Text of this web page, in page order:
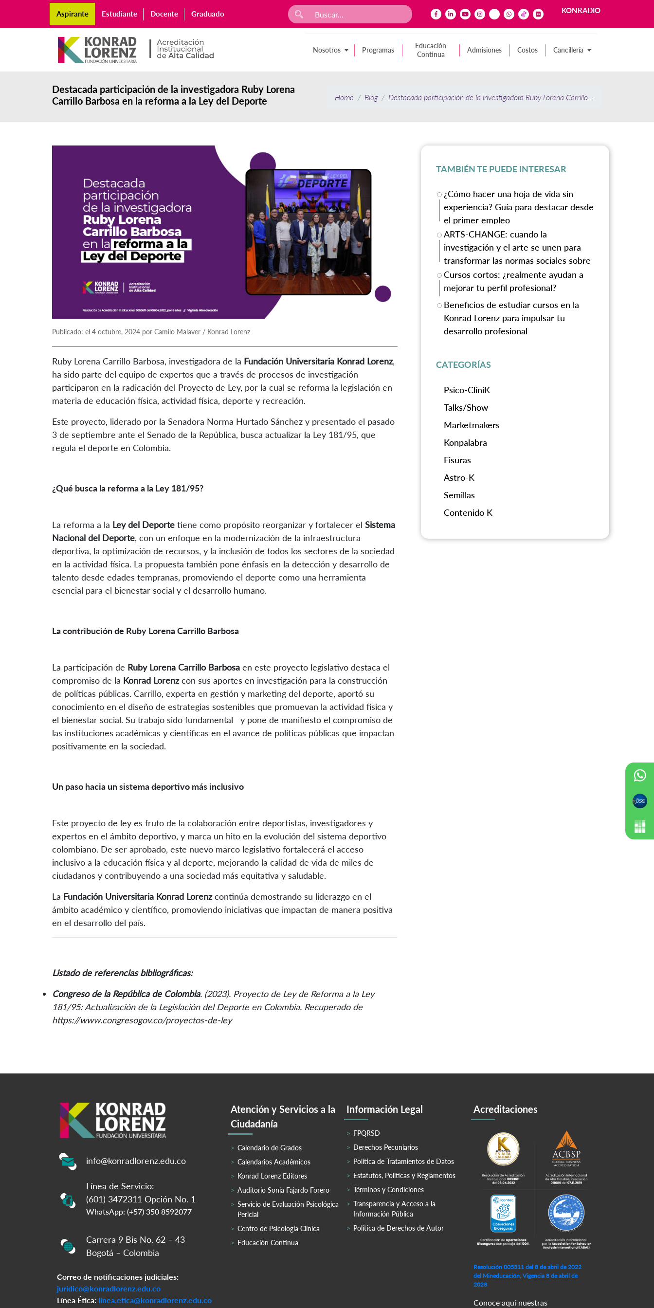
Aspirante Estudiante Docente Graduado KONRADIO
Nosotros Programas
Educación
Continua
Admisiones Costos Cancillería
Destacada participación de la investigadora Ruby Lorena
Carrillo Barbosa en la reforma a la Ley del Deporte
Home Blog Destacada participación de la investigadora Ruby Lorena Carrillo Barbosa en la
Publicado: el 4 octubre, 2024 por Camilo Malaver / Konrad Lorenz
Ruby Lorena Carrillo Barbosa, investigadora de la Fundación Universitaria Konrad Lorenz,
ha sido parte del equipo de expertos que a través de procesos de investigación
participaron en la radicación del Proyecto de Ley, por la cual se reforma la legislación en
materia de educación física, actividad física, deporte y recreación.
Este proyecto, liderado por la Senadora Norma Hurtado Sánchez y presentado el pasado
3 de septiembre ante el Senado de la República, busca actualizar la Ley 181/95, que
regula el deporte en Colombia.
¿Qué busca la reforma a la Ley 181/95?
La reforma a la Ley del Deporte tiene como propósito reorganizar y fortalecer el Sistema
Nacional del Deporte, con un enfoque en la modernización de la infraestructura
deportiva, la optimización de recursos, y la inclusión de todos los sectores de la sociedad
en la actividad física. La propuesta también pone énfasis en la detección y desarrollo de
talento desde edades tempranas, promoviendo el deporte como una herramienta
esencial para el bienestar social y el desarrollo humano.
La contribución de Ruby Lorena Carrillo Barbosa
La participación de Ruby Lorena Carrillo Barbosa en este proyecto legislativo destaca el
compromiso de la Konrad Lorenzcon sus aportes en investigación para la construcción
de políticas públicas. Carrillo, experta en gestión y marketing del deporte, aportó su
conocimiento en el diseño de estrategias sostenibles que promuevan la actividad física y
el bienestar social. Su trabajo sido fundamental y pone de manifiesto el compromiso de
las instituciones académicas y científicas en el avance de políticas públicas que impactan
positivamente en la sociedad.
Un paso hacia un sistema deportivo más inclusivo
Este proyecto de ley es fruto de la colaboración entre deportistas, investigadores y
expertos en el ámbito deportivo, y marca un hito en la evolución del sistema deportivo
colombiano. De ser aprobado, este nuevo marco legislativo fortalecerá el acceso
inclusivo a la educación física y al deporte, mejorando la calidad de vida de miles de
ciudadanos y contribuyendo a una sociedad más equitativa y saludable.
La Fundación Universitaria Konrad Lorenzcontinúa demostrando su liderazgo en el
ámbito académico y científico, promoviendo iniciativas que impactan de manera positiva
en el desarrollo del país.
Listado de referencias bibliográficas:
Congreso de la República de Colombia. (2023). Proyecto de Ley de Reforma a la Ley
181/95: Actualización de la Legislación del Deporte en Colombia. Recuperado de
https://www.congresogov.co/proyectos-de-ley
TAMBIÉN TE PUEDE INTERESAR
¿Cómo hacer una hoja de vida sin
experiencia? Guía para destacar desde
el primer empleo
ARTS-CHANGE: cuando la
investigación y el arte se unen para
transformar las normas sociales sobre
la violencia de género
Cursos cortos: ¿realmente ayudan a
mejorar tu perfil profesional?
Beneficios de estudiar cursos en la
Konrad Lorenz para impulsar tu
desarrollo profesional
CATEGORÍAS
Psico-ClíniK
Talks/Show
Marketmakers
Konpalabra
Fisuras
Astro-K
Semillas
Contenido K
info@konradlorenz.edu.co
Línea de Servicio:
(601) 3472311 Opción No. 1
WhatsApp: (+57) 350 8592077
Carrera 9 Bis No. 62 – 43
Bogotá – Colombia
Correo de notificaciones judiciales:
juridico@konradlorenz.edu.co
Línea Ética: linea.etica@konradlorenz.edu.co
Atención y Servicios a la
Ciudadanía
Calendario de Grados
Calendarios Académicos
Konrad Lorenz Editores
Auditorio Sonia Fajardo Forero
Servicio de Evaluación Psicológica
Pericial
Centro de Psicología Clínica
Educación Continua
Información Legal
FPQRSD
Derechos Pecuniarios
Política de Tratamientos de Datos
Estatutos, Políticas y Reglamentos
Términos y Condiciones
Transparencia y Acceso a la
Información Pública
Política de Derechos de Autor
Acreditaciones
Resolución 005311 del 8 de abril de 2022
del Mineducación, Vigencia 8 de abril de
2028
Conoce aquí nuestras